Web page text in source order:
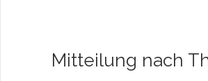
Mitteilung nach